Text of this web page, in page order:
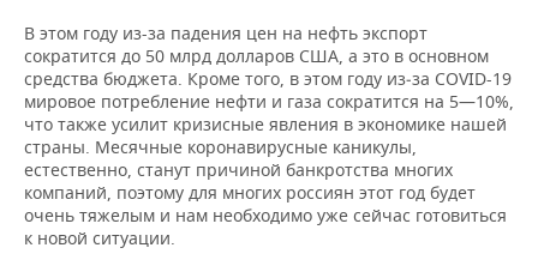
В этом году из-за падения цен на нефть экспорт
сократится до 50 млрд долларов США, а это в основном
средства бюджета. Кроме того, в этом году из‑за COVID-19
мировое потребление нефти и газа сократится на 5—10%,
что также усилит кризисные явления в экономике нашей
страны. Месячные коронавирусные каникулы,
естественно, станут причиной банкротства многих
компаний, поэтому для многих россиян этот год будет
очень тяжелым и нам необходимо уже сейчас готовиться
к новой ситуации.